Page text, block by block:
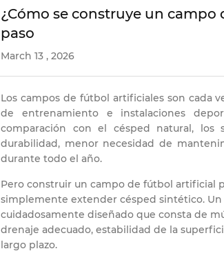
¿Cómo se construye un
paso
March 13 , 2026
Los campos de fútbol artificiales son cada
de entrenamiento e instalaciones
comparación con el césped natural, los
durabilidad, menor necesidad de
durante todo el año.
Pero construir un campo de fútbol artificial
simplemente extender césped sintético.
cuidadosamente diseñado que consta de
drenaje adecuado, estabilidad de la
largo plazo.